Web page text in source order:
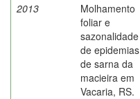
2013
Molhamento
foliar e
sazonalidade
de epidemias
de sarna da
macieira em
Vacaria, RS.